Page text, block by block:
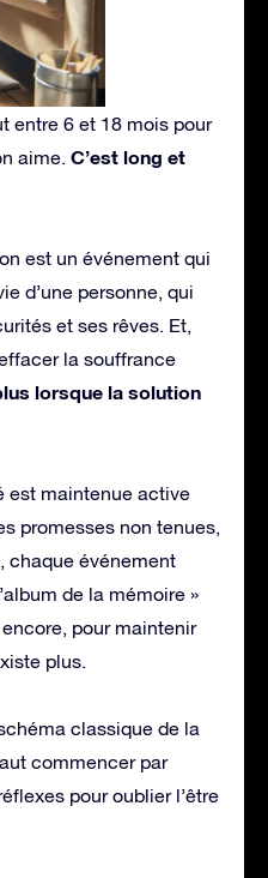
entre 6 et 18 mois pour
aime. C’est long et
est un événement qui
d’une personne, qui
et ses rêves. Et,
la souffrance
lorsque la solution
est maintenue active
promesses non tenues,
chaque événement
de la mémoire »
pour maintenir
plus.
classique de la
commencer par
pour oublier l’être